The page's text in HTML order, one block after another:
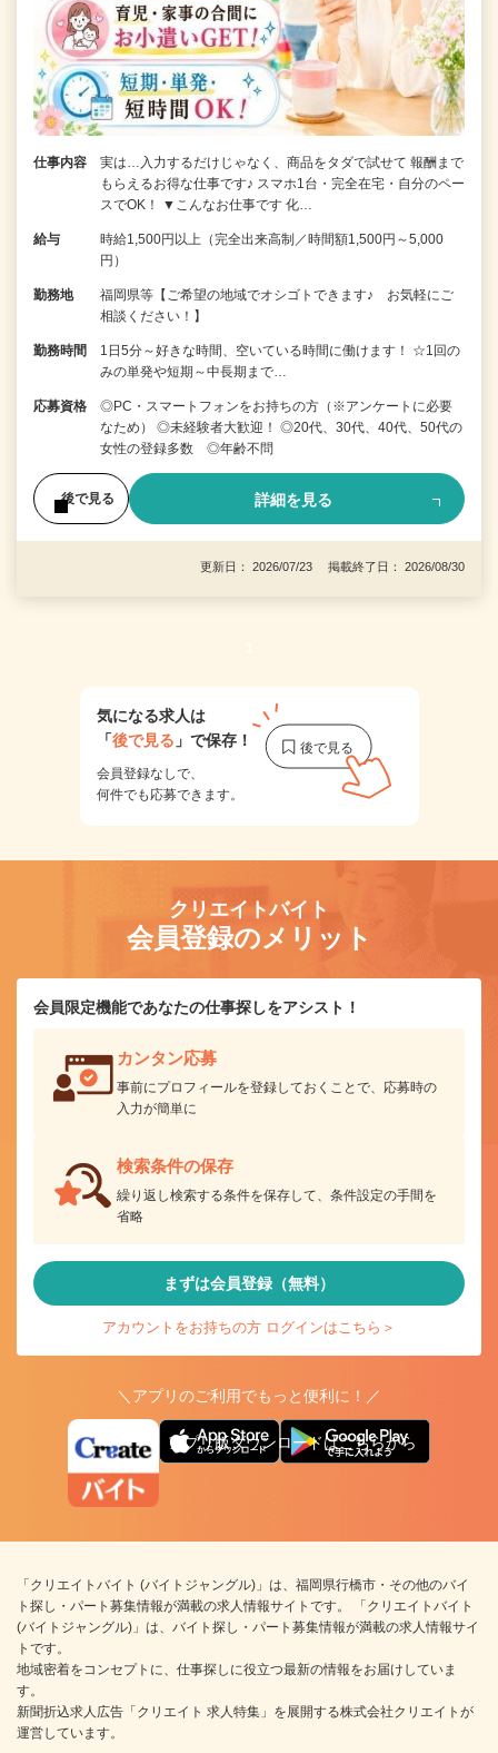
仕事内容
実は…入力するだけじゃなく、商品をタダで試せて 報酬まで
もらえるお得な仕事です♪ スマホ1台・完全在宅・自分のペー
スでOK！ ▼こんなお仕事です 化…
給与
時給1,500円以上（完全出来高制／時間額1,500円～5,000
円）
勤務地
福岡県等【ご希望の地域でオシゴトできます♪ お気軽にご
相談ください！】
勤務時間
1日5分～好きな時間、空いている時間に働けます！ ☆1回の
みの単発や短期～中長期まで…
応募資格
◎PC・スマートフォンをお持ちの方（※アンケートに必要
なため） ◎未経験者大歓迎！ ◎20代、30代、40代、50代の
女性の登録多数 ◎年齢不問
後で見る 詳細を見る
更新日： 2026/07/23 掲載終了日： 2026/08/30
1
気になる求人は
「後で見る 」で保存！
会員登録なしで、
何件でも応募できます。
クリエイトバイト
会員登録のメリット
会員限定機能であなたの仕事探しをアシスト！
カンタン応募
事前にプロフィールを登録しておくことで、応募時の
入力が簡単に
検索条件の保存
繰り返し検索する条件を保存して、条件設定の手間を
省略
まずは会員登録（無料）
アカウントをお持ちの方 ログインはこちら＞
＼アプリのご利用でもっと便利に！／
アプリ版ダウンロードはこちらから
「クリエイトバイト (バイトジャングル)」は、福岡県行橋市・その他のバイ
ト探し・パート募集情報が満載の求人情報サイトです。 「クリエイトバイト
(バイトジャングル)」は、バイト探し・パート募集情報が満載の求人情報サイ
トです。
地域密着をコンセプトに、仕事探しに役立つ最新の情報をお届けしていま
す。
新聞折込求人広告「クリエイト 求人特集」を展開する株式会社クリエイトが
運営しています。